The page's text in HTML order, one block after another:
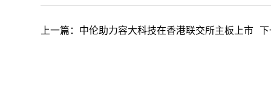
上一篇： 中伦助力容大科技在香港联交所主板上市